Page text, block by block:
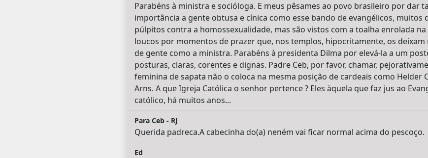
Parabéns à ministra e socióloga. E meus pêsames ao povo brasileiro por dar
importância a gente obtusa e cínica como esse bando de evangélicos, muitos
púlpitos contra a homossexualidade, mas são vistos com a toalha enrolada
loucos por momentos de prazer que, nos templos, hipocritamente, os
de gente como a ministra. Parabéns à presidenta Dilma por elevá-la a um
posturas, claras, corentes e dignas. Padre Ceb, por favor, chamar,
feminina de sapata não o coloca na mesma posição de cardeais como Helder
Arns. A que Igreja Católica o senhor pertence ? Eles àquela que faz jus ao
católico, há muitos anos...
Para Ceb - RJ
Querida padreca.A cabecinha do(a) neném vai ficar normal acima do pescoço.
Ed